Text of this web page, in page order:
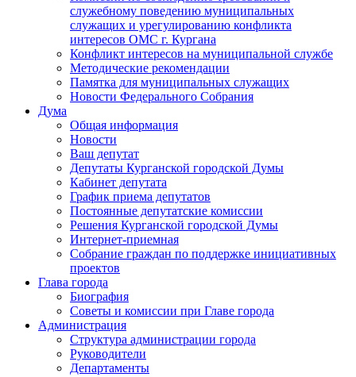
служебному поведению муниципальных
служащих и урегулированию конфликта
интересов ОМС г. Кургана
Конфликт интересов на муниципальной службе
Методические рекомендации
Памятка для муниципальных служащих
Новости Федерального Cобрания
Дума
Общая информация
Новости
Ваш депутат
Депутаты Курганской городской Думы
Кабинет депутата
График приема депутатов
Постоянные депутатские комиссии
Решения Курганской городской Думы
Интернет-приемная
Собрание граждан по поддержке инициативных
проектов
Глава города
Биография
Советы и комиссии при Главе города
Администрация
Структура администрации города
Руководители
Департаменты